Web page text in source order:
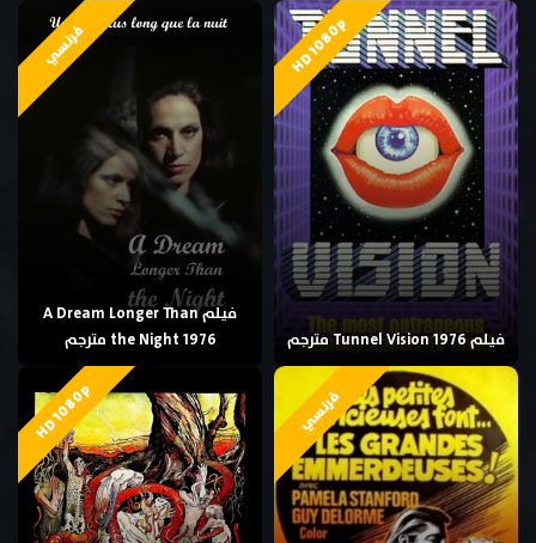
HD 1080p
فيلم Tunnel Vision 1976 مترجم
فرنسي
فيلم A Dream Longer Than
the Night 1976 مترجم
فرنسي HD 1080p